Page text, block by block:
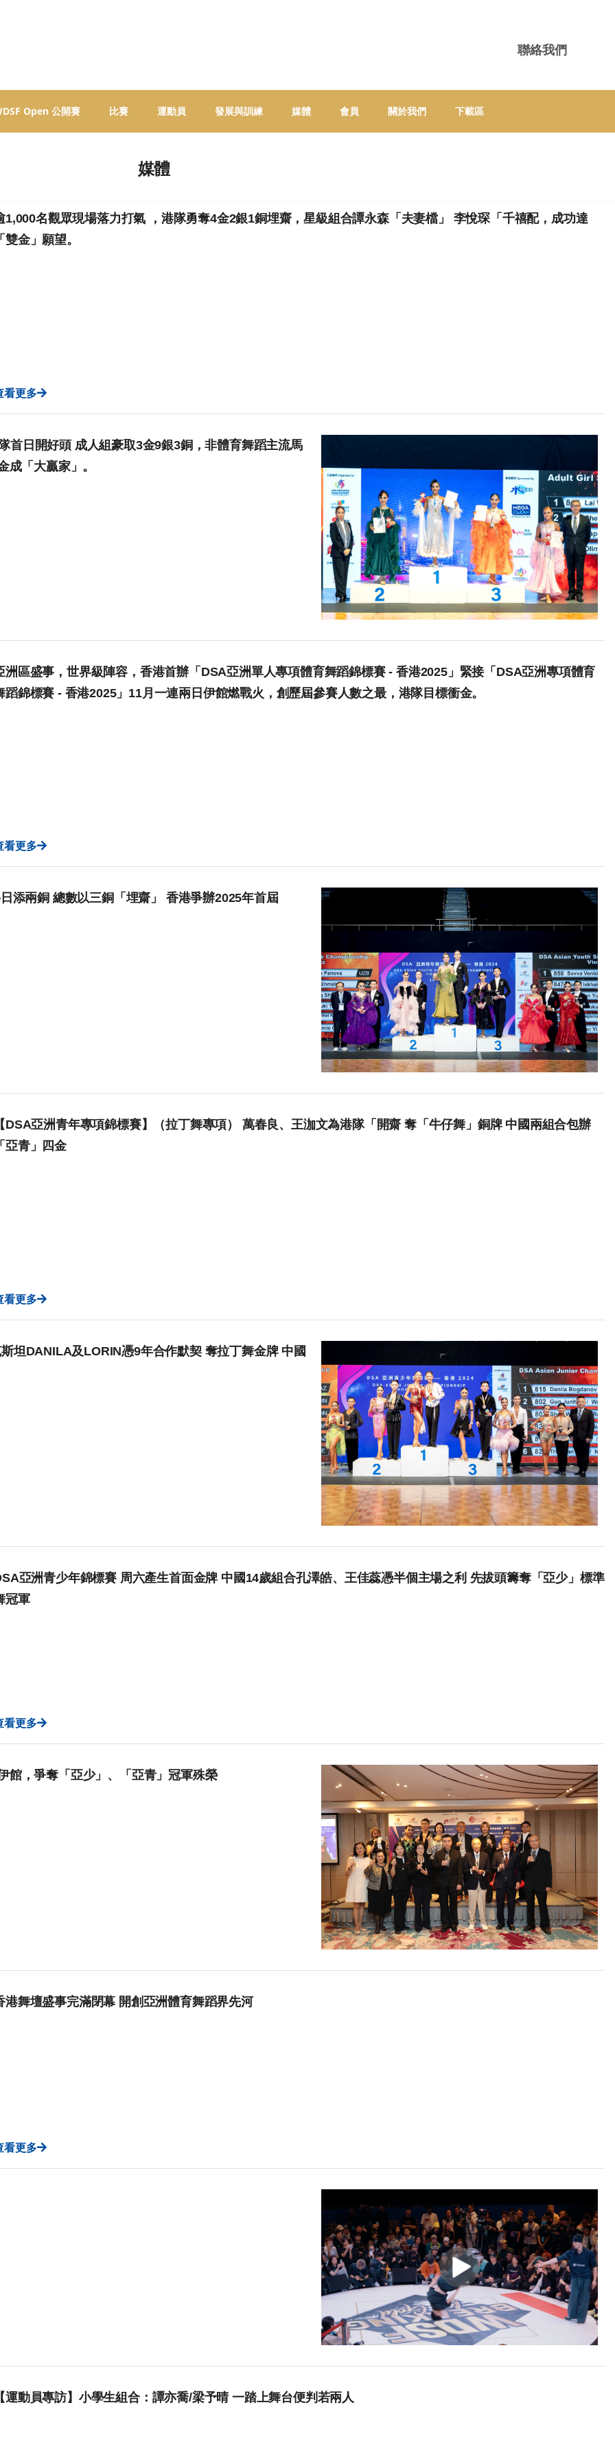
聯絡我們
Open 公開賽 比賽 運動員 發展與訓練 媒體 會員 關於我們 下載區
媒體
1,000名觀眾現場落力打氣 ，港隊勇奪4金2銀1銅埋齋，星級組合譚永森「夫妻檔」 李悅琛「千禧配，成功達
雙金」願望。
看更多
首日開好頭 成人組豪取3金9銀3銅，非體育舞蹈主流馬
「大贏家」。
洲區盛事，世界級陣容，香港首辦「DSA亞洲單人專項體育舞蹈錦標賽 - 香港2025」緊接「DSA亞洲專項體育
蹈錦標賽 - 香港2025」11月一連兩日伊館燃戰火，創歷屆參賽人數之最，港隊目標衝金。
看更多
添兩銅 總數以三銅「埋齋」 香港爭辦2025年首屆
DSA亞洲青年專項錦標賽】（拉丁舞專項） 萬春良、王泇文為港隊「開齋 奪「牛仔舞」銅牌 中國兩組合包辦
亞青」四金
看更多
坦DANILA及LORIN憑9年合作默契 奪拉丁舞金牌 中國
亞洲青少年錦標賽 周六產生首面金牌 中國14歲組合孔澤皓、王佳蕊憑半個主場之利 先拔頭籌奪「亞少」標準
冠軍
看更多
館，爭奪「亞少」、「亞青」冠軍殊榮
港舞壇盛事完滿閉幕 開創亞洲體育舞蹈界先河
看更多
運動員專訪】小學生組合：譚亦喬/梁予晴 一踏上舞台便判若兩人